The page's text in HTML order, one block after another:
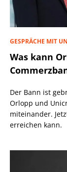
GESPRÄCHE MIT
Was kann
Der Bann ist
Orlopp und
miteinander.
erreichen kann.